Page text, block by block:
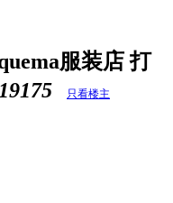
服装店 打
19175 只看楼主